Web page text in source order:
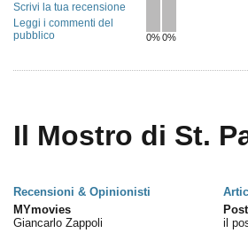
0%0%
Scrivi la tua recensione
Leggi i commenti del
pubblico
Il Mostro di St.
Recensioni & Opinionisti
MYmovies
Giancarlo Zappoli
il